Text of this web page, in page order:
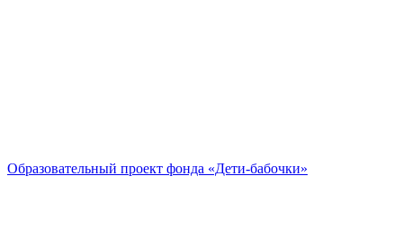
Образовательный проект фонда «Дети-бабочки»